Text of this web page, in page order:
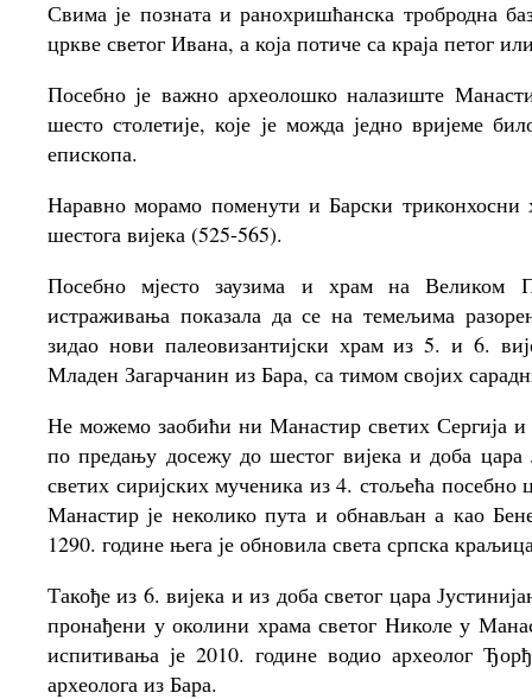
Свима је позната и ранохришћанска тробродна
цркве светог Ивана, а која потиче са краја петог
Посебно је важно археолошко налазиште
шесто столетије, које је можда једно вријеме
епископа.
Наравно морамо поменути и Барски триконхосни
шестога вијека (525-565).
Посебно мјесто заузима и храм на Великом
истраживања показала да се на темељима
зидао нови палеовизантијски храм из 5. и 6.
Младен Загарчанин из Бара, са тимом својих
Не можемо заобићи ни Манастир светих Сергија
по предању досежу до шестог вијека и доба цара
светих сиријских мученика из 4. стољећа посебно
Манастир је неколико пута и обнављан а као
1290. године њега је обновила света српска
Такође из 6. вијека и из доба светог цара
пронађени у околини храма светог Николе у
испитивања је 2010. године водио археолог
археолога из Бара.